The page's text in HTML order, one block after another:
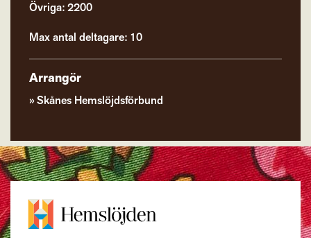
Övriga: 2200
Max antal deltagare: 10
Arrangör
Skånes Hemslöjdsförbund